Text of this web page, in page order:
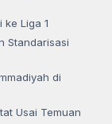
ke Liga 1
Standarisasi
di
Usai Temuan